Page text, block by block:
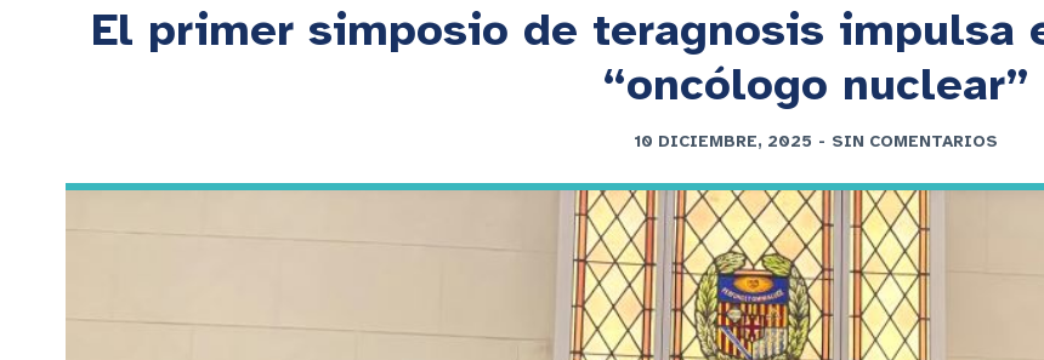
El primer simposio de teragnosis impulsa
“oncólogo nuclear”
10 DICIEMBRE, 2025 - SIN COMENTARIOS